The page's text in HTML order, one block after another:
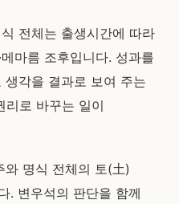
전체는 출생시간에 따라
마름 조후입니다. 성과를
각을 결과로 보여 주는
리로 바꾸는 일이
와 명식 전체의 토(土)
. 변우석의 판단을 함께